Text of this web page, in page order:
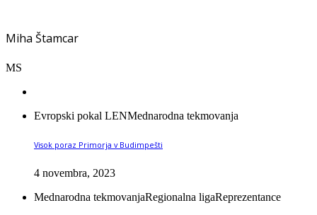
Miha Štamcar
MS
Evropski pokal LENMednarodna tekmovanja
Visok poraz Primorja v Budimpešti
4 novembra, 2023
Mednarodna tekmovanjaRegionalna ligaReprezentance